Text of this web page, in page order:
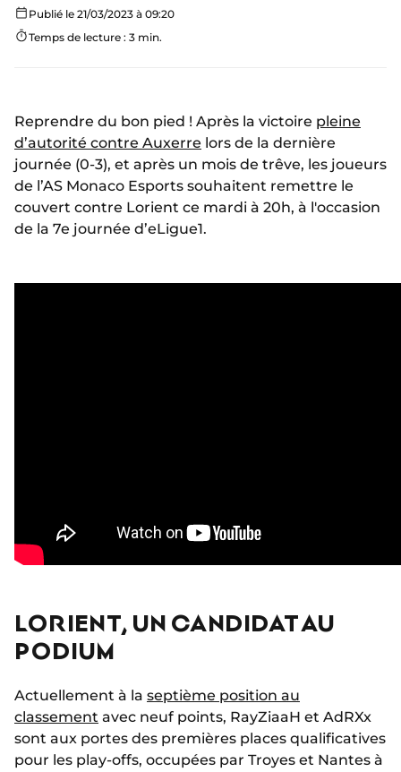
Publié le 21/03/2023 à 09:20
Temps de lecture : 3 min.
Reprendre du bon pied ! Après la victoire pleine
d’autorité contre Auxerre lors de la dernière
journée (0-3), et après un mois de trêve, les joueurs
de l’AS Monaco Esports souhaitent remettre le
couvert contre Lorient ce mardi à 20h, à l'occasion
de la 7e journée d’eLigue1.
LORIENT, UN CANDIDAT AU
PODIUM
Actuellement à la septième position au
classement avec neuf points, RayZiaaH et AdRXx
sont aux portes des premières places qualificatives
pour les play-offs, occupées par Troyes et Nantes à